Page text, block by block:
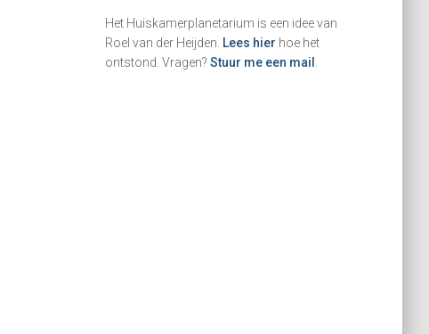
a
a
r
Het Huiskamerplanetarium is een idee van
Roel van der Heijden. Lees hier hoe het
ontstond. Vragen? Stuur me een mail